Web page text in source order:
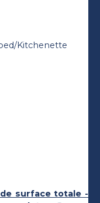
Kitchenette
surface totale -